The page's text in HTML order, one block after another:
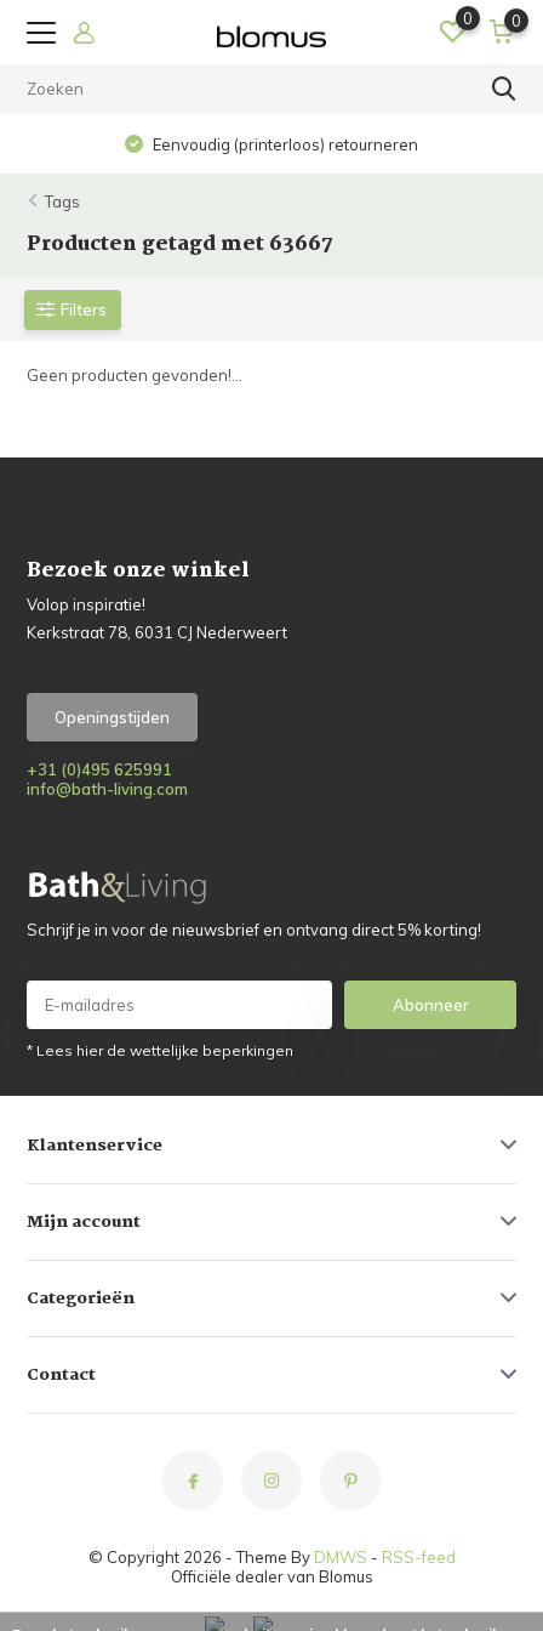
0 0
Eenvoudig (printerloos) retourneren
Tags
Producten getagd met 63667
Filters
Geen producten gevonden!...
Bezoek onze winkel
Volop inspiratie!
Kerkstraat 78, 6031 CJ Nederweert
Openingstijden
+31 (0)495 625991
info@bath-living.com
Schrijf je in voor de nieuwsbrief en ontvang direct 5% korting!
Abonneer
* Lees hier de wettelijke beperkingen
Klantenservice
Mijn account
Categorieën
Contact
© Copyright 2026 - Theme By DMWS - RSS-feed
Officiële dealer van Blomus